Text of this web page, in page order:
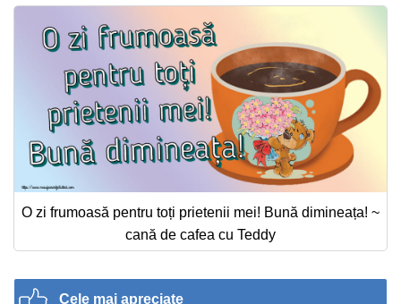
O zi frumoasă pentru toți prietenii mei! Bună dimineața! ~
cană de cafea cu Teddy
Cele mai apreciate